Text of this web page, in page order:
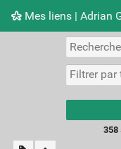
Mes liens | Adrian
Nuage de tags
358